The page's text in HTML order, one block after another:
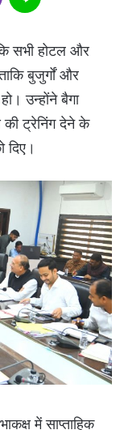
सभी होटल और
बुजुर्गों और
उन्होंने बैगा
की ट्रेनिंग देने के
दिए।
में साप्ताहिक